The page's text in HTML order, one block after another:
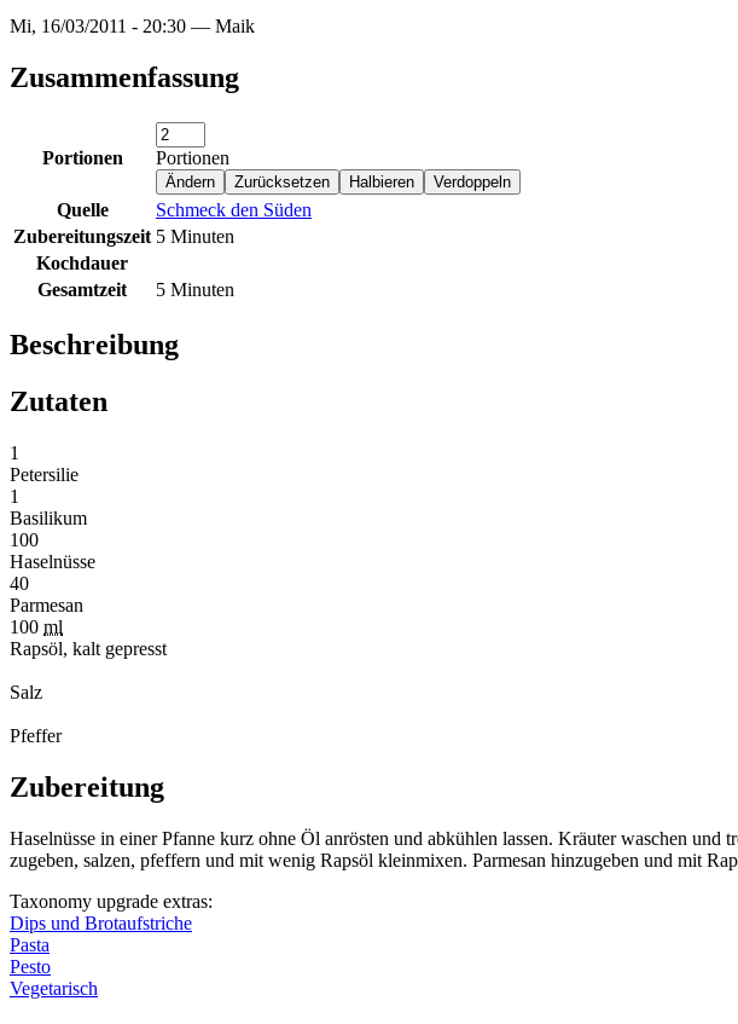
Mi, 16/03/2011 - 20:30 — Maik
Zusammenfassung
Portionen Portionen
Quelle
Schmeck den Süden
Zubereitungszeit 5 Minuten
Kochdauer
Gesamtzeit
5 Minuten
Beschreibung
Zutaten
1
Petersilie
1
Basilikum
100
Haselnüsse
40
Parmesan
100 ml
Rapsöl, kalt gepresst
Salz
Pfeffer
Zubereitung
Haselnüsse in einer Pfanne kurz ohne Öl anrösten und abkühlen lassen. Kräuter waschen
zugeben, salzen, pfeffern und mit wenig Rapsöl kleinmixen. Parmesan hinzugeben und mit
Taxonomy upgrade extras:
Dips und Brotaufstriche
Pasta
Pesto
Vegetarisch